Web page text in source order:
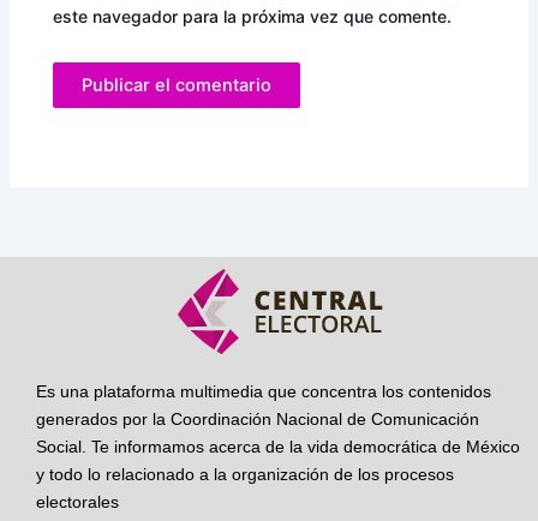
este navegador para la próxima vez que comente.
Es una plataforma multimedia que concentra los contenidos
generados por la Coordinación Nacional de Comunicación
Social. Te informamos acerca de la vida democrática de México
y todo lo relacionado a la organización de los procesos
electorales